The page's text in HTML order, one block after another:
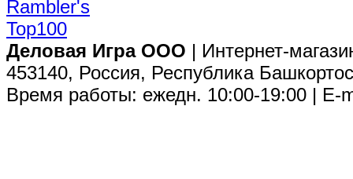
Деловая Игра ООО | Интернет-
453140, Россия, Республика
Время работы: ежедн. 10:00-19:00 | E-